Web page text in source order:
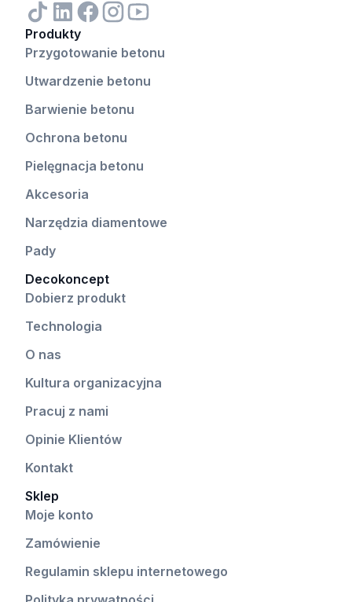
Produkty
Przygotowanie betonu
Utwardzenie betonu
Barwienie betonu
Ochrona betonu
Pielęgnacja betonu
Akcesoria
Narzędzia diamentowe
Pady
Decokoncept
Dobierz produkt
Technologia
O nas
Kultura organizacyjna
Pracuj z nami
Opinie Klientów
Kontakt
Sklep
Moje konto
Zamówienie
Regulamin sklepu internetowego